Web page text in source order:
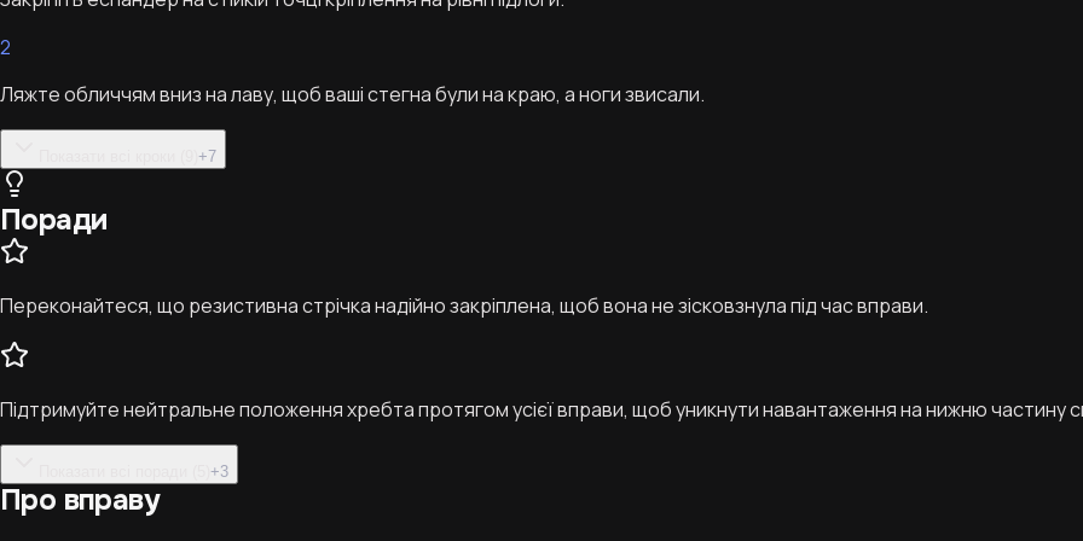
2
Ляжте обличчям вниз на лаву, щоб ваші стегна були на краю, а ноги звисали.
+7
Поради
Переконайтеся, що резистивна стрічка надійно закріплена, щоб вона не зісковзнула під час вправи.
Підтримуйте нейтральне положення хребта протягом усієї вправи, щоб уникнути навантаження на нижню частину
+3
Про вправу